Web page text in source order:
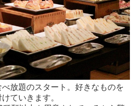
放題のスタート。好きなものを
ていきます。